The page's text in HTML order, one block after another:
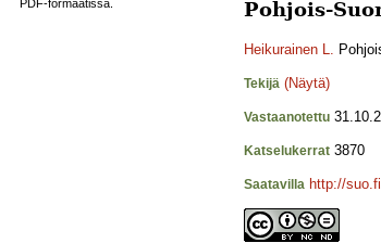
PDF-formaatissa.
Pohjois-
Heikurainen L.
Tekijä (Näytä)
Vastaanotettu
Katselukerrat 3870
Saatavilla http://